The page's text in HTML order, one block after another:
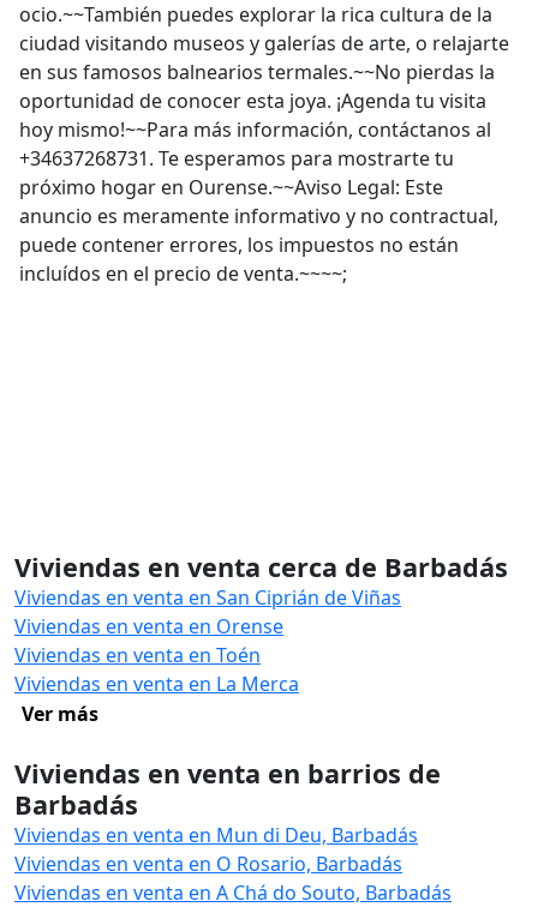
ocio.~~También puedes explorar la rica cultura de la
ciudad visitando museos y galerías de arte, o relajarte
en sus famosos balnearios termales.~~No pierdas la
oportunidad de conocer esta joya. ¡Agenda tu visita
hoy mismo!~~Para más información, contáctanos al
+34637268731. Te esperamos para mostrarte tu
próximo hogar en Ourense.~~Aviso Legal: Este
anuncio es meramente informativo y no contractual,
puede contener errores, los impuestos no están
incluídos en el precio de venta.~~~~;
Viviendas en venta cerca de Barbadás
Viviendas en venta en San Ciprián de Viñas
Viviendas en venta en Orense
Viviendas en venta en Toén
Viviendas en venta en La Merca
Ver más
Viviendas en venta en barrios de
Barbadás
Viviendas en venta en Mun di Deu, Barbadás
Viviendas en venta en O Rosario, Barbadás
Viviendas en venta en A Chá do Souto, Barbadás